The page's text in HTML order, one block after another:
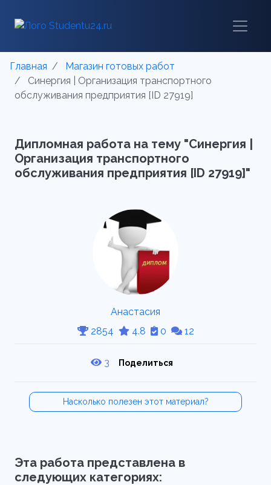
Главная
Магазин готовых работ
Синергия | Организация транспортного
обслуживания предприятия [ID 27919]
Дипломная работа на тему "Синергия |
Организация транспортного
обслуживания предприятия [ID 27919]"
Анастасия
2854
4.8 0 12
3 Поделиться
Насколько полезен этот материал?
Эта работа представлена в
следующих категориях: